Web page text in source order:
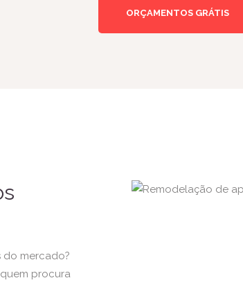
ORÇAMENTOS GRÁTIS
do mercado?
procura